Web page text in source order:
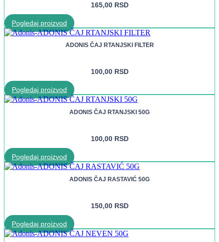
165,00 RSD
Pogledaj proizvod
ADONIS ČAJ RTANJSKI FILTER
100,00 RSD
Pogledaj proizvod
ADONIS ČAJ RTANJSKI 50G
100,00 RSD
Pogledaj proizvod
ADONIS ČAJ RASTAVIĆ 50G
150,00 RSD
Pogledaj proizvod